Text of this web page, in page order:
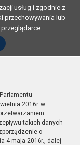
usług i zgodnie z
przechowywania lub
2016r. w
takich danych
o
4 maja 2016r., dalej